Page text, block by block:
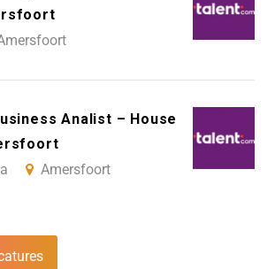
Analist – House
Amersfoort